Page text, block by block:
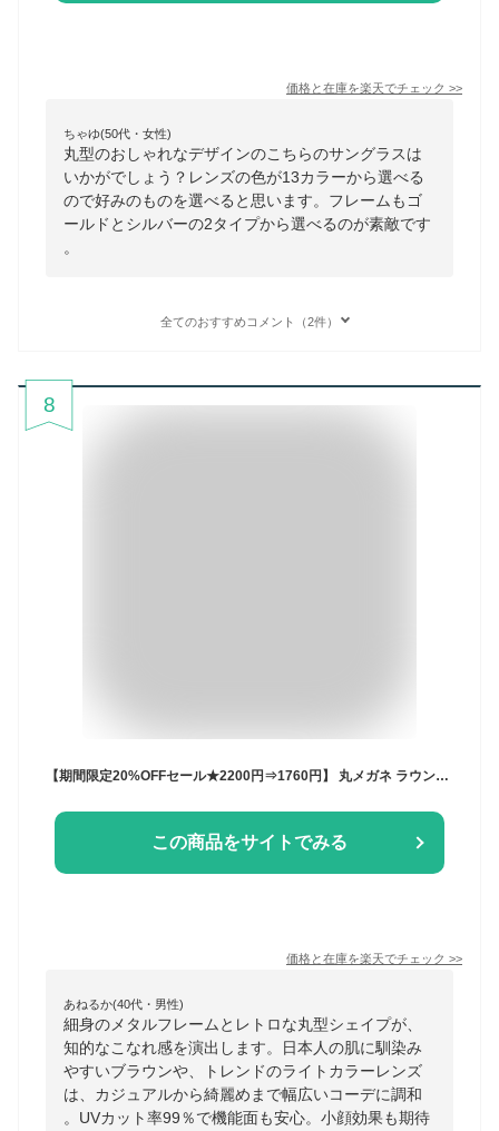
価格と在庫を楽天でチェック >>
ちゃゆ(50代・女性)
丸型のおしゃれなデザインのこちらのサングラスは
いかがでしょう？レンズの色が13カラーから選べる
ので好みのものを選べると思います。フレームもゴ
ールドとシルバーの2タイプから選べるのが素敵です
。
全てのおすすめコメント（2件）
8
【期間限定20%OFFセール★2200円⇒1760円】 丸メガネ ラウンドサングラス メンズ レディース 丸 丸形 丸型 カラーレンズ ミラーレンズ クリアレンズ メタルフレーム UVカット 紫外線カット 99% 流行 レトロ めがね メガネ 眼鏡 小顔 韓国ファッション 韓国風
この商品をサイトでみる
価格と在庫を楽天でチェック >>
あねるか(40代・男性)
細身のメタルフレームとレトロな丸型シェイプが、
知的なこなれ感を演出します。日本人の肌に馴染み
やすいブラウンや、トレンドのライトカラーレンズ
は、カジュアルから綺麗めまで幅広いコーデに調和
。UVカット率99％で機能面も安心。小顔効果も期待